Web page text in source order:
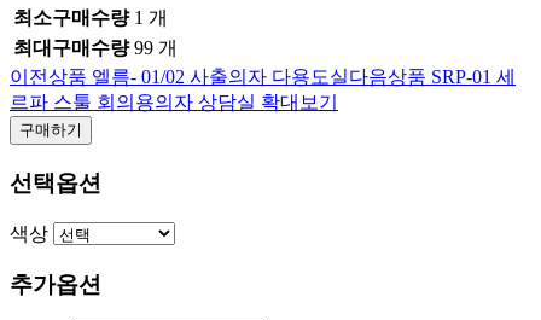
최소구매수량 1 개
최대구매수량 99 개
이전상품 엘름- 01/02 사출의자 다용도실다음상품 SRP-01 세
르파 스툴 회의용의자 상담실 확대보기
구매하기
선택옵션
색상
추가옵션